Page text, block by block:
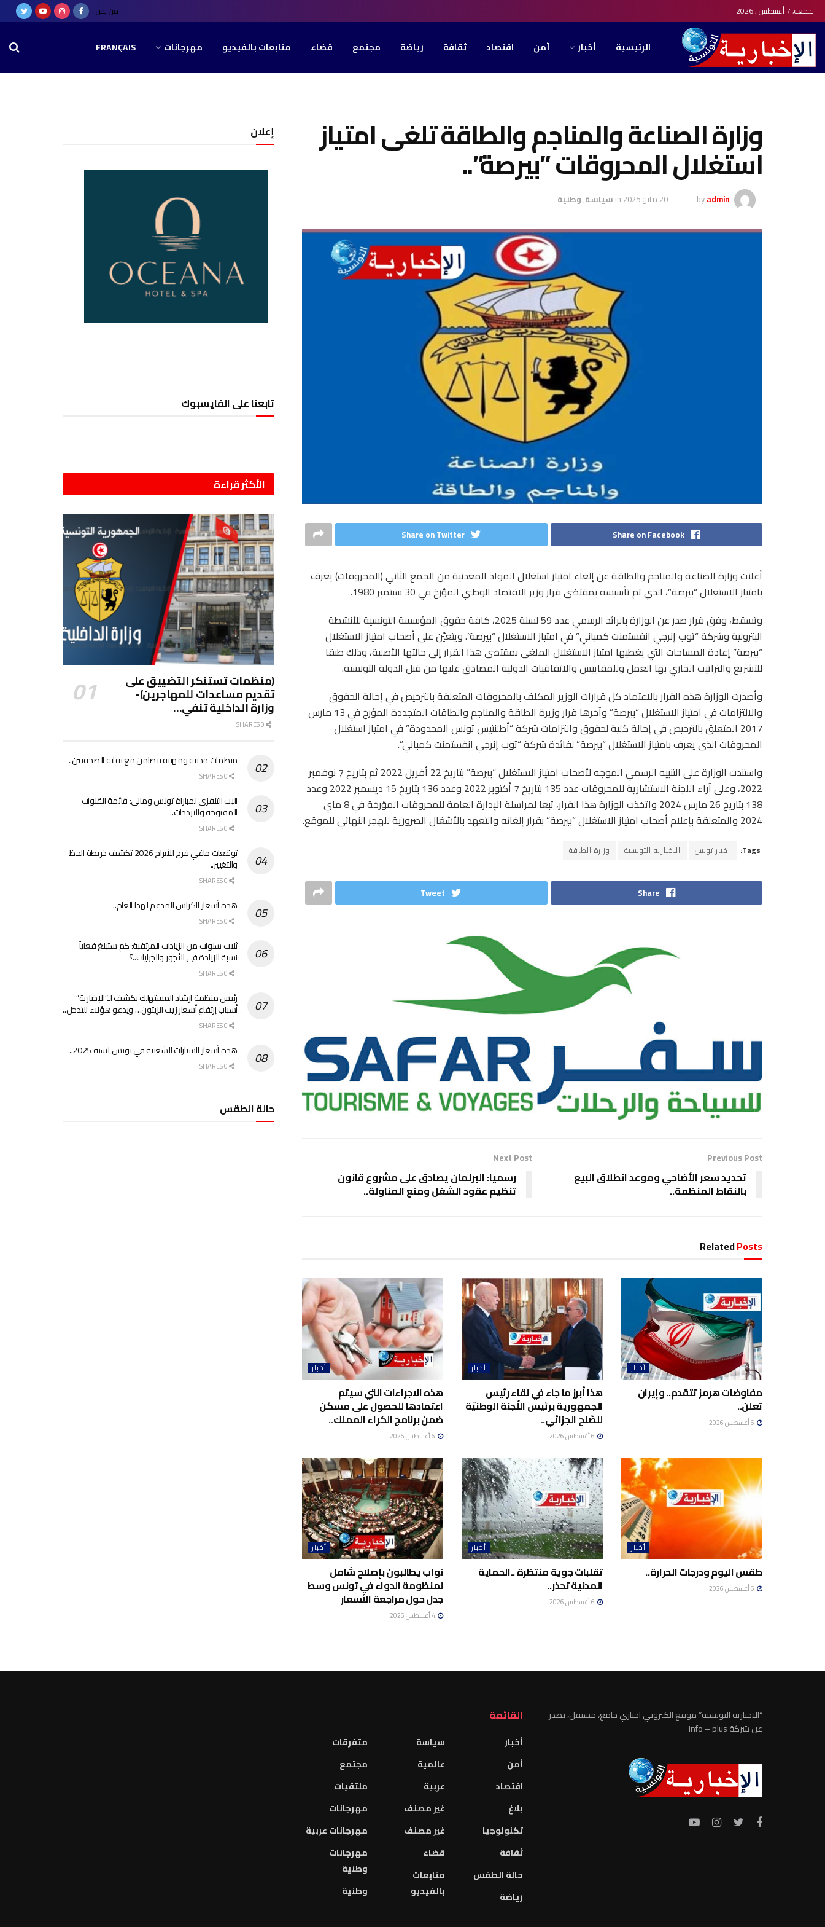
الجمعة, 7 أغسطس , 2026 من نحن
الرئيسية أخبار أمن اقتصاد ثقافة رياضة مجتمع قضاء متابعات بالفيديو مهرجانات FRANÇAIS
وزارة الصناعة والمناجم والطاقة تلغى امتياز
استغلال المحروقات ”بيرصة”..
byadmin 20 مايو 2025 in سياسة,وطنية
Share on Facebook
Share on Twitter
أعلنت وزارة الصناعة والمناجم والطاقة عن إلغاء امتياز استغلال المواد المعدنية من الجمع الثاني (المحروقات) يعرف
بامتياز الاستغلال “بيرصة”، الذي تم تأسيسه بمقتضى قرار وزير الاقتصاد الوطني المؤرخ في 30 سبتمبر 1980.
وتسقط، وفق قرار صدر عن الوزارة بالرائد الرسمي عدد 59 لسنة 2025، كافة حقوق المؤسسة التونسية للأنشطة
البترولية وشركة “توب إنرجي انفستمنت كمباني” في امتياز الاستغلال “بيرصة”. ويتعيّن على أصحاب امتياز الاستغلال
“بيرصة” إعادة المساحات التي يغطيها امتياز الاستغلال الملغى بمقتضى هذا القرار إلى حالتها الأصلية، وذلك طبقا
للتشريع والتراتيب الجاري بها العمل وللمقاييس والاتفاقيات الدولية المصادق عليها من قبل الدولة التونسية.
وأصدرت الوزارة هذه القرار بالاعتماد كل قرارات الوزير المكلف بالمحروقات المتعلقة بالترخيص في إحالة الحقوق
والالتزامات في امتياز الاستغلال “بيرصة” وآخرها قرار وزيرة الطاقة والمناجم والطاقات المتجددة المؤرخ في 13 مارس
2017 المتعلق بالترخيص في إحالة كلية لحقوق والتزامات شركة “أطلنتيس تونس المحدودة” في امتياز استغلال
المحروقات الذي يعرف بامتياز الاستغلال “بيرصة” لفائدة شركة “توب إنرجي انفستمنت كمباني”.
واستندت الوزارة على التنبيه الرسمي الموجه لأصحاب امتياز الاستغلال “بيرصة” بتاريخ 22 أفريل 2022 ثم بتاريخ 7 نوفمبر
2022، وعلى آراء اللجنة الاستشارية للمحروقات عدد 135 بتاريخ 7 أكتوبر 2022 وعدد 136 بتاريخ 15 ديسمبر 2022 وعدد
138 بتاريخ 26 مارس 2024 واتخذت الوزارة هذا القرار، تبعا لمراسلة الإدارة العامة للمحروقات المؤرخة في 8 ماي
2024 والمتعلقة بإعلام أصحاب امتياز الاستغلال “بيرصة” بقرار إلغائه والتعهد بالأشغال الضرورية للهجر النهائي للموقع.
Tags: اخبار تونس الاخباريه التونسية وزارة الطاقة
Share
Tweet
Previous Post
تحديد سعر الأضاحي وموعد انطلاق البيع
بالنقاط المنظمة..
Next Post
رسميا: البرلمان يصادق على مشروع قانون
تنظيم عقود الشغل ومنع المناولة..
RelatedPosts
أخبار
مفاوضات هرمز تتقدم.. وإيران
تعلن..
أخبار
هذا أبرز ما جاء في لقاء رئيس
الجمهورية برئيس اللّجنة الوطنيّة
للصّلح الجزائي..
أخبار
هذه الاجراءات التي سيتم
اعتمادها للحصول على مسكن
ضمن برنامج الكراء المملك..
أخبار
طقس اليوم ودرجات الحرارة..
أخبار
تقلبات جوية منتظرة ..الحماية
المدنية تحذر..
أخبار
نواب يطالبون بإصلاح شامل
لمنظومة الدواء في تونس وسط
جدل حول مراجعة الأسعار
إعلان
تابعنا على الفايسبوك
الأكثر قراءة
(منظمات تستنكر التضييق على
تقديم مساعدات للمهاجرين)-
وزارة الداخلية تنفي…
منظمات مدنية ومهنية تتضامن مع نقابة الصحفيين..
البث التلفزي لمباراة تونس ومالي: قائمة القنوات
المفتوحة والترددات..
توقعات ماغي فرح للأبراج 2026 تكشف خريطة الحظ
والتغيير..
هذه أسعار الكراس المدعم لهذا العام..
ثلاث سنوات من الزيادات المرتقبة: كم ستبلغ فعلياً
نسبة الزيادة في الأجور والجرايات..؟
رئيس منظمة ارشاد المستهلك يكشف لـ”الإخبارية”
أسباب إرتفاع أسعار زيت الزيتون… ويدعو هؤلاء للتدخل..
هذه أسعار السيارات الشعبية في تونس لسنة 2025..
حالة الطقس
“الاخبارية التونسية” موقع الكتروني اخباري جامع، مستقل، يصدر
عن شركة info – plus
القائمة
أخبار
أمن
اقتصاد
بلاغ
تكنولوجيا
ثقافة
حالة الطقس
رياضة
سياسة
عالمية
عربية
غير مصنف
غير مصنف
قضاء
متابعات
بالفيديو
متفرقات
مجتمع
ملتقيات
مهرجانات
مهرجانات عربية
مهرجانات
وطنية
وطنية